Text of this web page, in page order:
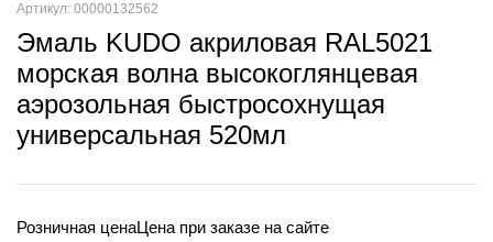
Артикул: 00000132562
Эмаль KUDO акриловая RAL5021
морская волна высокоглянцевая
аэрозольная быстросохнущая
универсальная 520мл
Розничная ценаЦена при заказе на сайте